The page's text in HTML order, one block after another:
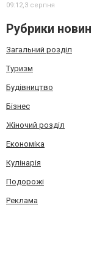
09:12,3 серпня
Рубрики новин
Загальний розділ
Туризм
Будівництво
Бізнес
Жіночий розділ
Економіка
Кулінарія
Подорожі
Реклама